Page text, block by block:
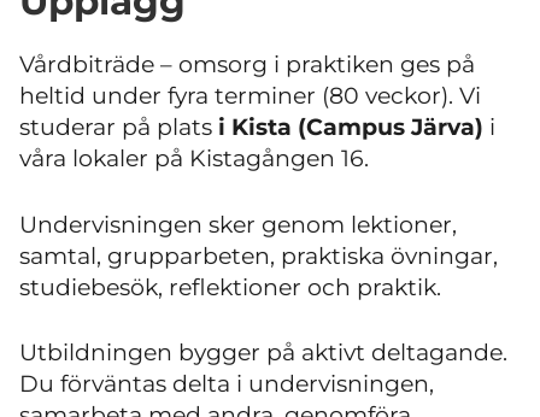
Vårdbiträde – omsorg i praktiken ges på
heltid under fyra terminer (80 veckor). Vi
studerar på plats i Kista (Campus Järva) i
våra lokaler på Kistagången 16.
Undervisningen sker genom lektioner,
samtal, grupparbeten, praktiska övningar,
studiebesök, reflektioner och praktik.
Utbildningen bygger på aktivt deltagande.
Du förväntas delta i undervisningen,